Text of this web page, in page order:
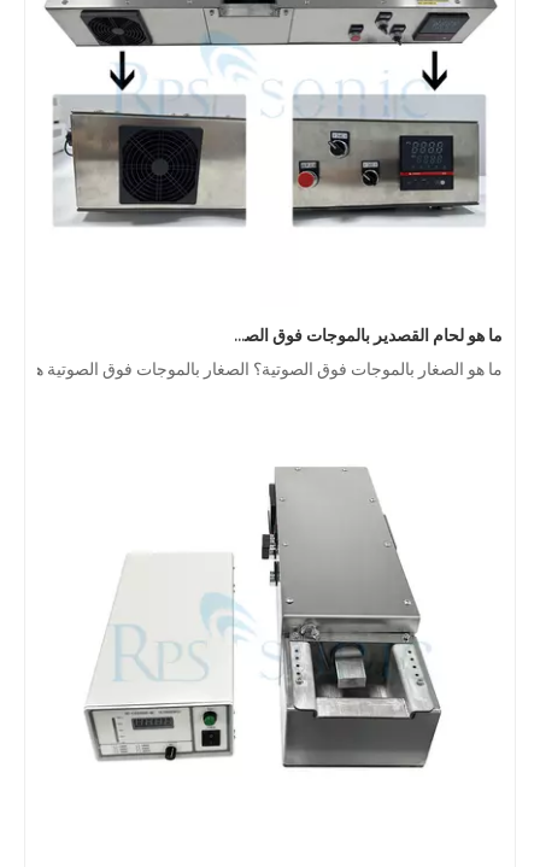
ما هو الصغار بالموجات فوق الصوتية؟ الصغار بالموجات فوق الصوتية هو